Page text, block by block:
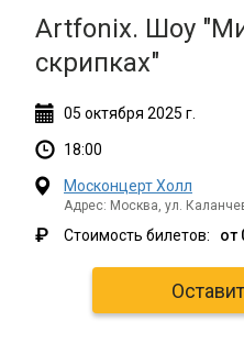
Artfonix. Шоу
скрипках"
05 октября 2025 г.
18:00
Москонцерт Холл
Адрес: Москва, ул.
₽ Стоимость билетов: от